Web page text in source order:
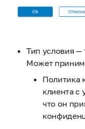
Тип условия —
Может
Политика
клиента с
что он